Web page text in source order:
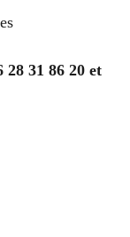
28 31 86 20 et